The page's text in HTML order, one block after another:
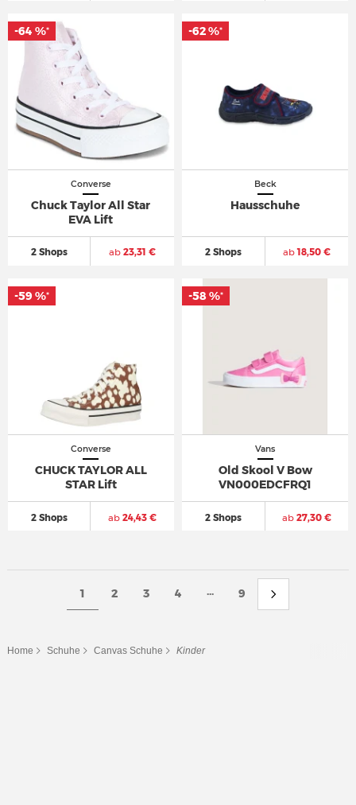
Converse
Chuck Taylor All Star
EVA Lift
2 Shops ab23,31 €
-64 %*
Beck
Hausschuhe
2 Shops ab18,50 €
-62 %*
Converse
CHUCK TAYLOR ALL
STAR Lift
2 Shops ab24,43 €
-59 %*
Vans
Old Skool V Bow
VN000EDCFRQ1
2 Shops ab27,30 €
-58 %*
1 2 3 4 ... 9
Home Schuhe Canvas Schuhe Kinder